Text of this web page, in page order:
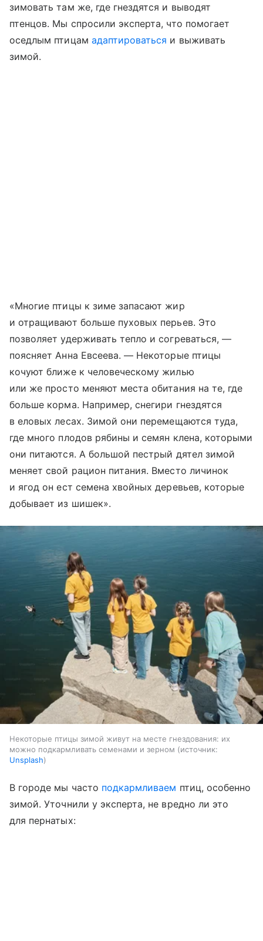
зимовать там же, где гнездятся и выводят
птенцов. Мы спросили эксперта, что помогает
оседлым птицам адаптироваться и выживать
зимой.
«Многие птицы к зиме запасают жир
и отращивают больше пуховых перьев. Это
позволяет удерживать тепло и согреваться, ―
поясняет Анна Евсеева. ― Некоторые птицы
кочуют ближе к человеческому жилью
или же просто меняют места обитания на те, где
больше корма. Например, снегири гнездятся
в еловых лесах. Зимой они перемещаются туда,
где много плодов рябины и семян клена, которыми
они питаются. А большой пестрый дятел зимой
меняет свой рацион питания. Вместо личинок
и ягод он ест семена хвойных деревьев, которые
добывает из шишек».
Некоторые птицы зимой живут на месте гнездования: их
можно подкармливать семенами и зерном
источник:
Unsplash
В городе мы часто подкармливаем птиц, особенно
зимой. Уточнили у эксперта, не вредно ли это
для пернатых: